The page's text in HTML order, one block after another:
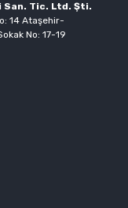
San. Tic. Ltd. Şti.
14 Ataşehir-
No: 17-19